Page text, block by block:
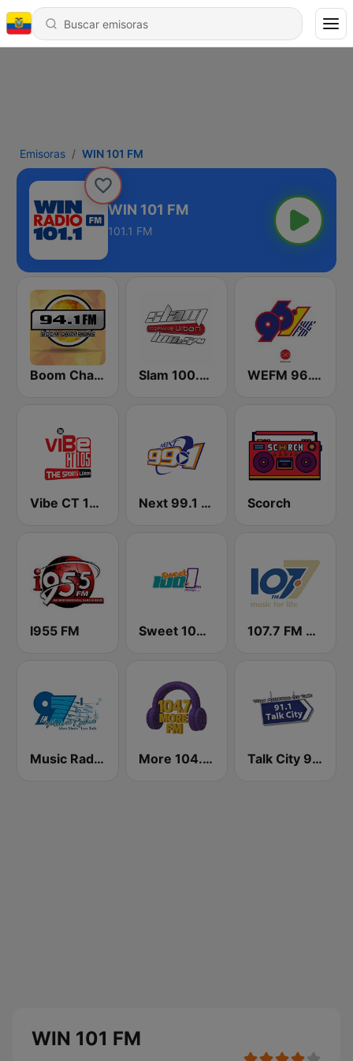
Emisoras WIN 101 FM
WIN 101 FM
101.1 FM
Boom Champions 94.1 FM Slam 100.5 FM WEFM 96.1 FM
Vibe CT 105.1 FM Next 99.1 FM Scorch
I955 FM Sweet 100 FM 107.7 FM Music For Life
Music Radio 97.1 FM More 104.7 FM Talk City 91.1 FM
WIN 101 FM